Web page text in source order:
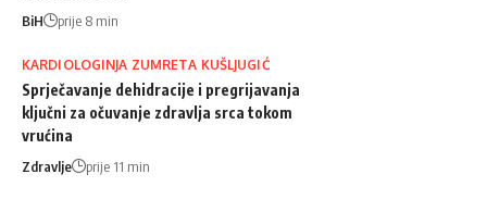
BiH prije 8 min
KARDIOLOGINJA ZUMRETA KUŠLJUGIĆ
Sprječavanje dehidracije i pregrijavanja
ključni za očuvanje zdravlja srca tokom
vrućina
Zdravlje prije 11 min